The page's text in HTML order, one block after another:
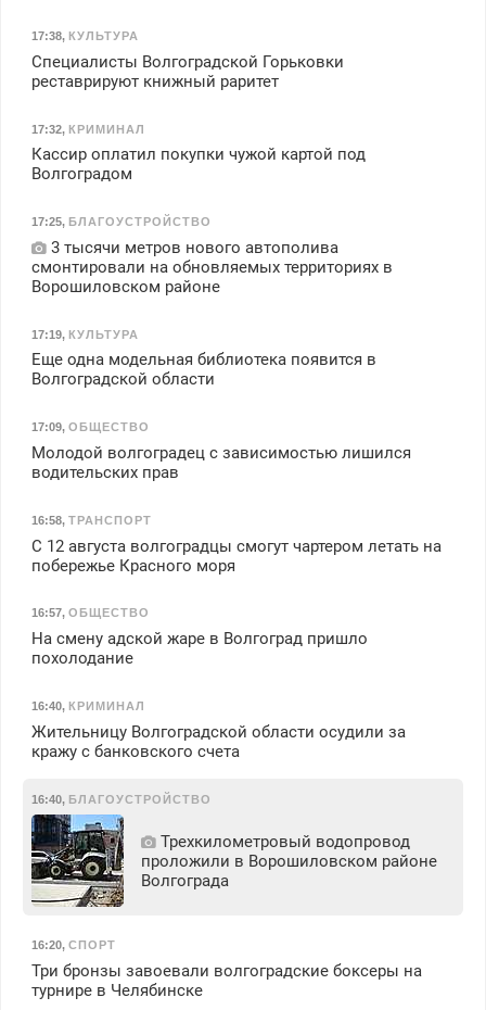
17:38, КУЛЬТУРА
Специалисты Волгоградской Горьковки
реставрируют книжный раритет
17:32, КРИМИНАЛ
Кассир оплатил покупки чужой картой под
Волгоградом
17:25, БЛАГОУСТРОЙСТВО
3 тысячи метров нового автополива
смонтировали на обновляемых территориях в
Ворошиловском районе
17:19, КУЛЬТУРА
Еще одна модельная библиотека появится в
Волгоградской области
17:09, ОБЩЕСТВО
Молодой волгоградец с зависимостью лишился
водительских прав
16:58, ТРАНСПОРТ
С 12 августа волгоградцы смогут чартером летать на
побережье Красного моря
16:57, ОБЩЕСТВО
На смену адской жаре в Волгоград пришло
похолодание
16:40, КРИМИНАЛ
Жительницу Волгоградской области осудили за
кражу с банковского счета
16:40, БЛАГОУСТРОЙСТВО
Трехкилометровый водопровод
проложили в Ворошиловском районе
Волгограда
16:20, СПОРТ
Три бронзы завоевали волгоградские боксеры на
турнире в Челябинске